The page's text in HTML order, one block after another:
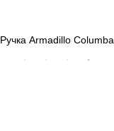
Ручка Armadillo Columba